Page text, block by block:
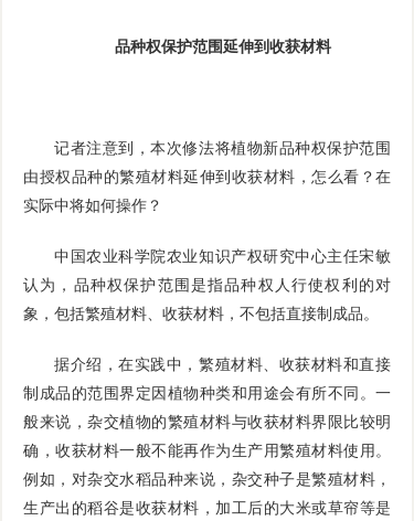
品种权保护范围延伸到收获材料
记者注意到，本次修法将植物新品种权保护范围
由授权品种的繁殖材料延伸到收获材料，怎么看？在
实际中将如何操作？
中国农业科学院农业知识产权研究中心主任宋敏
认为，品种权保护范围是指品种权人行使权利的对
象，包括繁殖材料、收获材料，不包括直接制成品。
据介绍，在实践中，繁殖材料、收获材料和直接
制成品的范围界定因植物种类和用途会有所不同。一
般来说，杂交植物的繁殖材料与收获材料界限比较明
确，收获材料一般不能再作为生产用繁殖材料使用。
例如，对杂交水稻品种来说，杂交种子是繁殖材料，
生产出的稻谷是收获材料，加工后的大米或草帘等是